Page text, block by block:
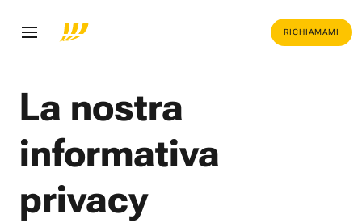
RICHIAMAMI
La nostra
informativa
privacy